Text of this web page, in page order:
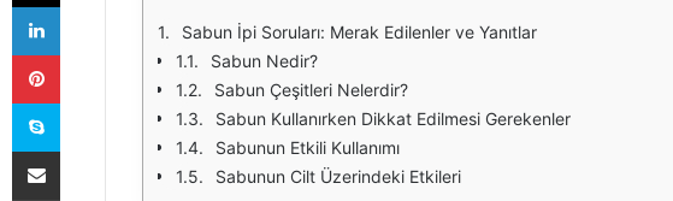
Sabun İpi Soruları: Merak Edilenler ve Yanıtlar
Sabun Nedir?
Sabun Çeşitleri Nelerdir?
Sabun Kullanırken Dikkat Edilmesi Gerekenler
Sabunun Etkili Kullanımı
Sabunun Cilt Üzerindeki Etkileri
LinkedIn
Pinterest
Skype
E-Posta ile paylaş